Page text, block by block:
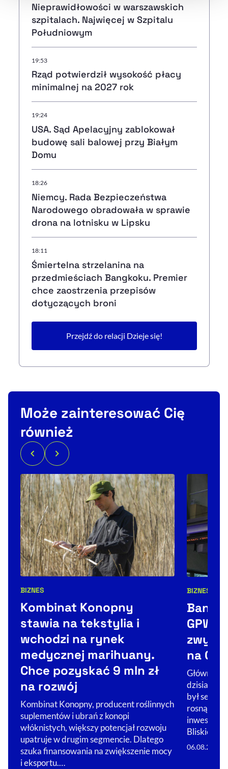
Nieprawidłowości w warszawskich
szpitalach. Najwięcej w Szpitalu
Południowym
19:53
Rząd potwierdził wysokość płacy
minimalnej na 2027 rok
19:24
USA. Sąd Apelacyjny zablokował
budowę sali balowej przy Białym
Domu
18:26
Niemcy. Rada Bezpieczeństwa
Narodowego obradowała w sprawie
drona na lotnisku w Lipsku
18:11
Śmiertelna strzelanina na
przedmieściach Bangkoku. Premier
chce zaostrzenia przepisów
dotyczących broni
Przejdź do relacji Dzieje się!
Może zainteresować Cię
również
Kategorie artykułu:
BIZNES
Kombinat Konopny
stawia na tekstylia i
wchodzi na rynek
medycznej marihuany.
Chce pozyskać 9 mln zł
na rozwój
Kombinat Konopny, producent roślinnych
suplementów i ubrań z konopi
włóknistych, większy potencjał rozwoju
upatruje w drugim segmencie. Dlatego
szuka finansowania na zwiększenie mocy
i eksportu.…
Kategorie
BIZNES
Banki
GPW,
na
Główne
dzisiaj
był
rosną na
Bliskiego
06.08.2026